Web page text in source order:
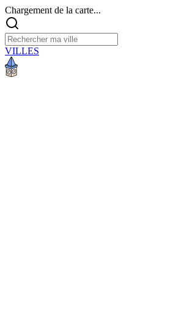
Chargement de la carte...
VILLES